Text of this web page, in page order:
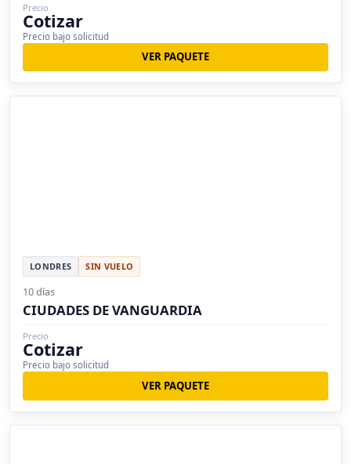
Precio
Cotizar
Precio bajo solicitud
VER PAQUETE
LONDRES SIN VUELO
10 días
CIUDADES DE VANGUARDIA
Precio
Cotizar
Precio bajo solicitud
VER PAQUETE